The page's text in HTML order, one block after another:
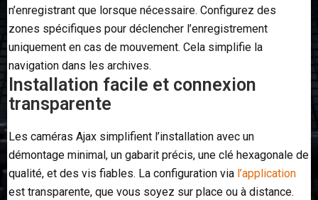
n’enregistrant que lorsque nécessaire. Configurez des
zones spécifiques pour déclencher l’enregistrement
uniquement en cas de mouvement. Cela simplifie la
navigation dans les archives.
Installation facile et connexion
transparente
Les caméras Ajax simplifient l’installation avec un
démontage minimal, un gabarit précis, une clé hexagonale de
qualité, et des vis fiables. La configuration via l’application
est transparente, que vous soyez sur place ou à distance.